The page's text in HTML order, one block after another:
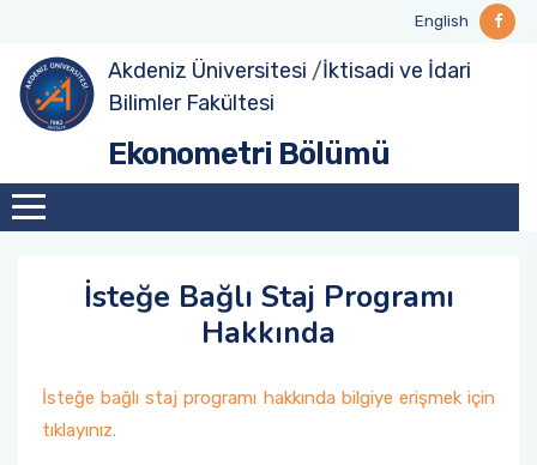
English
Akdeniz Üniversitesi /İktisadi ve İdari
Bilimler Fakültesi
Ekonometri Bölümü
İsteğe Bağlı Staj Programı
Hakkında
İsteğe bağlı staj programı hakkında bilgiye erişmek için
tıklayınız.
Misyonumuz ve Vizyonumuz
Bölüm Yönetimi
Bölüm Danışma Kurulu
Akademik Personel
İdari Personel
Lisans
Ders Programı
Sınav Programı
Öğrenci Danışmanları
Öğrenci Formları
Tezli Yüksek Lisans
Ders Programı
Sınav Programı
Öğrenci Formları
Veri Analitiği ve Yönetimi Tezsiz Yüksek Lisans
Tanıtım
Ders Programı
Sınav Programı
Öğrenci Formları
Doktora
Ders Programı
Sınav Programı
Öğrenci Formları
Erasmus+ ve Diğer Değişim Programları
Erasmus+ Bölüm Koordinatörlüğü
Yayınlarımız
Uluslararası Faaliyetler
Kariyer Geliştirme
Toplumsal Duyarlılık ve Katkı